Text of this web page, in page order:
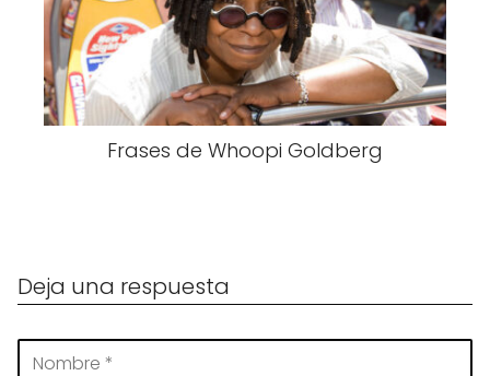
Frases de Whoopi Goldberg
Deja una respuesta